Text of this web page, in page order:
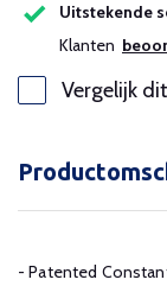
Uitstekende
Klanten
Vergelijk
- Patented